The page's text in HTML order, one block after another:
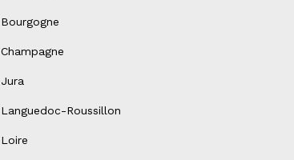
Bourgogne
Champagne
Jura
Languedoc-Roussillon
Loire